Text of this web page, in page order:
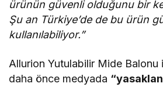
ürünün güvenli olduğunu bir
Şu an Türkiye’de de bu ürün
kullanılabiliyor.”
Allurion Yutulabilir Mide Balonu
daha önce medyada